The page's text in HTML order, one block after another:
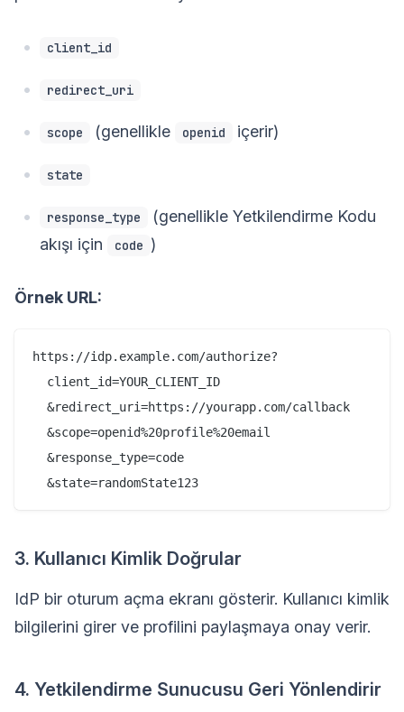
client_id
redirect_uri
scope (genellikle openid içerir)
state
response_type
(genellikle Yetkilendirme Kodu
akışı için
code )
Örnek URL:
https://idp.example.com/authorize?
  client_id=YOUR_CLIENT_ID
  &redirect_uri=https://yourapp.com/callback
  &scope=openid%20profile%20email
  &response_type=code
3. Kullanıcı Kimlik Doğrular
IdP bir oturum açma ekranı gösterir. Kullanıcı kimlik
bilgilerini girer ve profilini paylaşmaya onay verir.
4. Yetkilendirme Sunucusu Geri Yönlendirir